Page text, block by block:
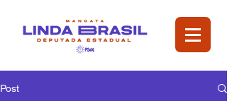
Post